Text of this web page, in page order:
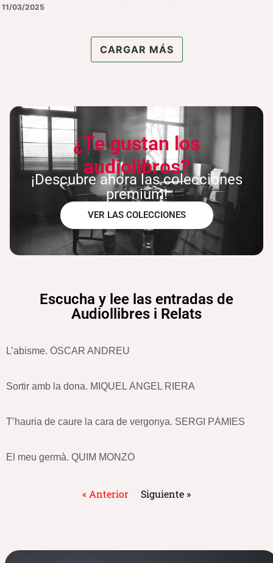
11/03/2025
CARGAR MÁS
¿Te gustan los
audiolibros?
¡Descubre ahora las colecciones
premium!
VER LAS COLECCIONES
Escucha y lee las entradas de
Audiollibres i Relats
L’abisme. ÒSCAR ANDREU
Sortir amb la dona. MIQUEL ÀNGEL RIERA
T’hauria de caure la cara de vergonya. SERGI PÀMIES
El meu germà. QUIM MONZÓ
« Anterior Siguiente »